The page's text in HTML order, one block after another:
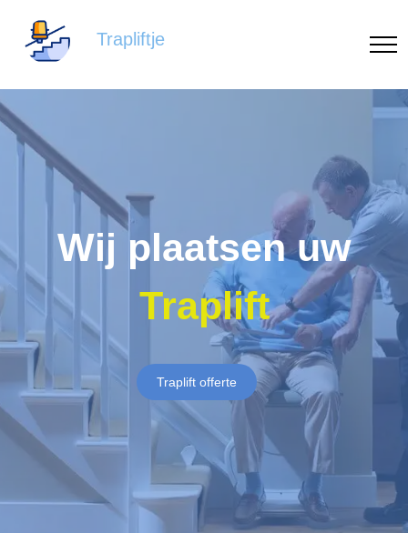
Trapliftje
Wij plaatsen uw
Traplift
Traplift offerte